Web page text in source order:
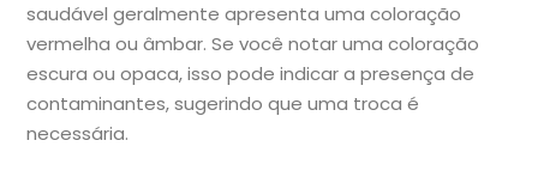
saudável geralmente apresenta uma coloração
vermelha ou âmbar. Se você notar uma coloração
escura ou opaca, isso pode indicar a presença de
contaminantes, sugerindo que uma troca é
necessária.